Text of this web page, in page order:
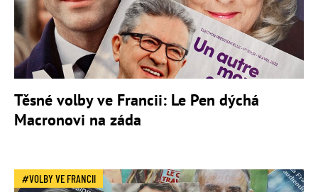
Těsné volby ve Francii: Le Pen dýchá
Macronovi na záda
VOLBY VE FRANCII